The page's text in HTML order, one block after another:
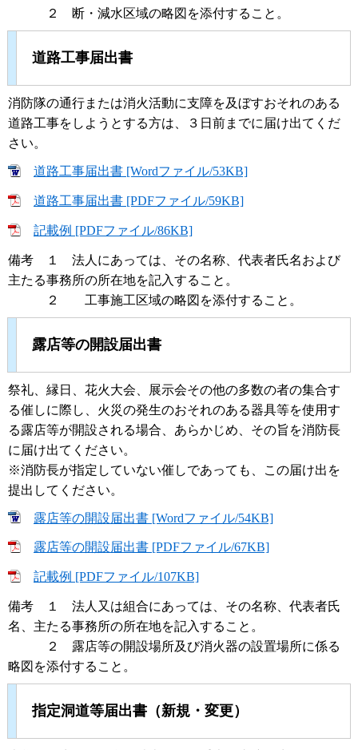
２ 断・減水区域の略図を添付すること。
道路工事届出書
消防隊の通行または消火活動に支障を及ぼすおそれのある
道路工事をしようとする方は、３日前までに届け出てくだ
さい。
道路工事届出書 [Wordファイル/53KB]
道路工事届出書 [PDFファイル/59KB]
記載例 [PDFファイル/86KB]
備考 １ 法人にあっては、その名称、代表者氏名および
主たる事務所の所在地を記入すること。
２ 工事施工区域の略図を添付すること。
露店等の開設届出書
祭礼、縁日、花火大会、展示会その他の多数の者の集合す
る催しに際し、火災の発生のおそれのある器具等を使用す
る露店等が開設される場合、あらかじめ、その旨を消防長
に届け出てください。
※消防長が指定していない催しであっても、この届け出を
提出してください。
露店等の開設届出書 [Wordファイル/54KB]
露店等の開設届出書 [PDFファイル/67KB]
記載例 [PDFファイル/107KB]
備考 １ 法人又は組合にあっては、その名称、代表者氏
名、主たる事務所の所在地を記入すること。
２ 露店等の開設場所及び消火器の設置場所に係る
略図を添付すること。
指定洞道等届出書（新規・変更）